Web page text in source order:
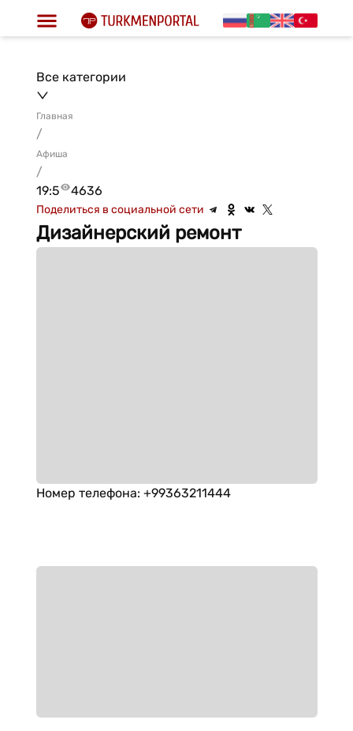
Все категории
Главная
/
Афиша
/
19:5
4636
Поделиться в социальной сети
Дизайнерский ремонт
Номер телефона: +99363211444